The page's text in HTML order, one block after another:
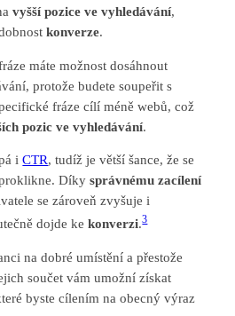
vyšší pozice ve vyhledávání,
konverze.
máte možnost dosáhnout
protože budete soupeřit s
fráze cílí méně webů, což
pozic ve vyhledávání.
iCTR, tudíž je větší šance, že se
proklikne. Díkysprávnému zacílení
se zároveň zvyšuje i
dojde kekonverzi.3
na dobré umístění a přestože
součet vám umožní získat
byste cílením na obecný výraz